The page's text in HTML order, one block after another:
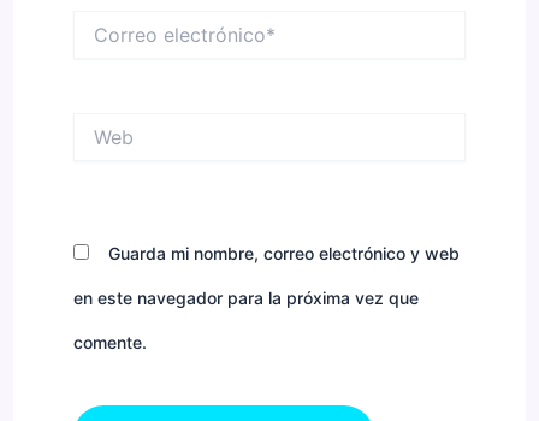
electrónico*
Guarda mi nombre, correo electrónico y web
en este navegador para la próxima vez que
comente.